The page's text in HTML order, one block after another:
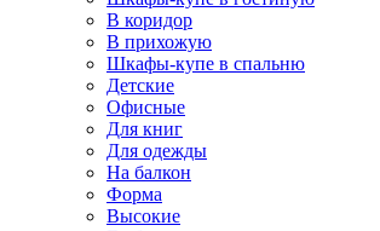
В коридор
В прихожую
Шкафы-купе в спальню
Детские
Офисные
Для книг
Для одежды
На балкон
Форма
Высокие